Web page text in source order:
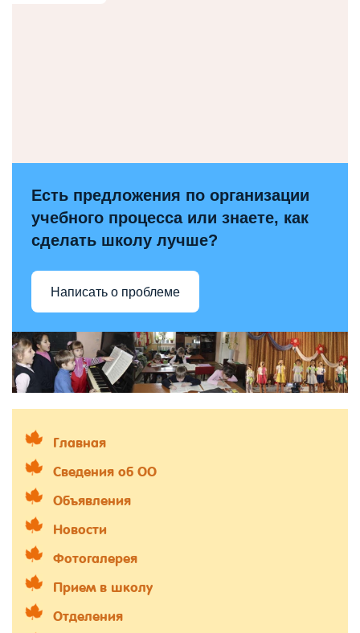
Есть предложения по организации
учебного процесса или знаете, как
сделать школу лучше?
Написать о проблеме
Главная
Сведения об ОО
Объявления
Новости
Фотогалерея
Прием в школу
Отделения